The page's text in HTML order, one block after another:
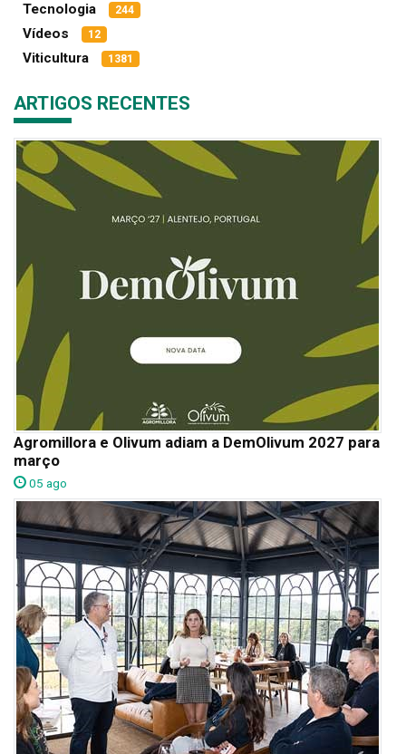
Tecnologia 244
Vídeos 12
Viticultura 1381
ARTIGOS RECENTES
Agromillora e Olivum adiam a DemOlivum 2027 para
março
05 ago